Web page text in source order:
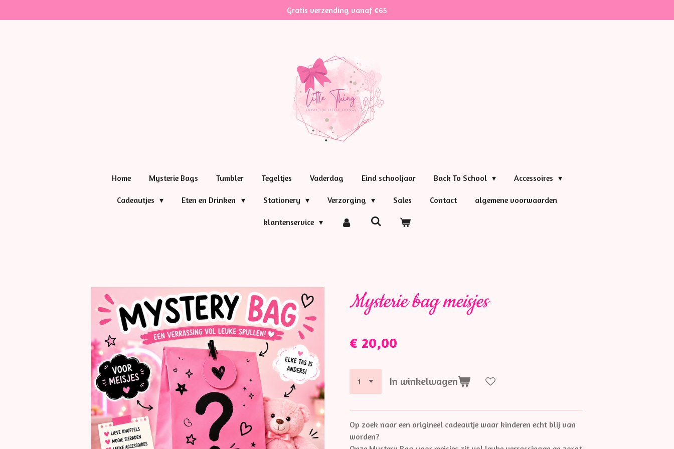
direct
Gratis verzending vanaf €65
Home Mysterie Bags Tumbler Tegeltjes Vaderdag Eind schooljaar Back To School Accessoires
Cadeautjes Eten en Drinken Stationery Verzorging Sales Contact algemene voorwaarden
klantenservice
Mysterie bag meisjes
€ 20,00
In winkelwagen
Op zoek naar een origineel cadeautje waar kinderen echt blij van
worden?